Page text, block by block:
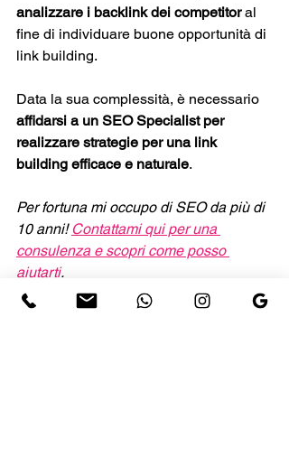
analizzare i backlink dei competitor al
fine di individuare buone opportunità di
link building.
Data la sua complessità, è necessario
affidarsi a un SEO Specialist per
realizzare strategie per una link
building efficace e naturale.
Per fortuna mi occupo di SEO da più di
10 anni! Contattami qui per una
consulenza e scopri come posso
aiutarti.